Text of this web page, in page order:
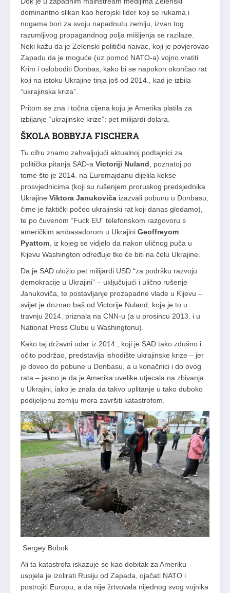
dominantno slikan kao herojski lider koji se rukama i
nogama bori za svoju napadnutu zemlju, izvan tog
razumljivog propagandnog polja mišljenja se razilaze.
Neki kažu da je Zelenski politički naivac, koji je povjerovao
Zapadu da je moguće (uz pomoć NATO-a) vojno vratiti
Krim i osloboditi Donbas, kako bi se napokon okončao rat
koji na istoku Ukrajine tinja još od 2014., kad je izbila
“ukrajinska kriza”.
Pritom se zna i točna cijena koju je Amerika platila za
izbijanje “ukrajinske krize”: pet milijardi dolara.
ŠKOLA BOBBYJA FISCHERA
Tu cifru znamo zahvaljujući aktualnoj podtajnici za
politička pitanja SAD-a Victoriji Nuland, poznatoj po
tome što je 2014. na Euromajdanu dijelila kekse
prosvjednicima (koji su rušenjem proruskog predsjednika
Ukrajine Viktora Janukoviča izazvali pobunu u Donbasu,
čime je faktički počeo ukrajinski rat koji danas gledamo),
te po čuvenom “Fuck EU” telefonskom razgovoru s
američkim ambasadorom u Ukrajini Geoffreyom
Pyattom, iz kojeg se vidjelo da nakon uličnog puča u
Kijevu Washington određuje tko će biti na čelu Ukrajine.
Da je SAD uložio pet milijardi USD “za podršku razvoju
demokracije u Ukrajini” – uključujući i ulično rušenje
Janukoviča, te postavljanje prozapadne vlade u Kijevu –
svijet je doznao baš od Victorije Nuland, koja je to u
travnju 2014. priznala na CNN-u (a u prosincu 2013. i u
National Press Clubu u Washingtonu).
Kako taj državni udar iz 2014., koji je SAD tako zdušno i
očito podržao, predstavlja ishodište ukrajinske krize – jer
je doveo do pobune u Donbasu, a u konačnici i do ovog
rata – jasno je da je Amerika uvelike utjecala na zbivanja
u Ukrajini, iako je znala da takvo uplitanje u tako duboko
podijeljenu zemlju mora završiti katastrofom.
Sergey Bobok
Ali ta katastrofa iskazuje se kao dobitak za Ameriku –
uspjela je izolirati Rusiju od Zapada, ojačati NATO i
postrojiti Europu, a da nije žrtvovala nijednog svog vojnika